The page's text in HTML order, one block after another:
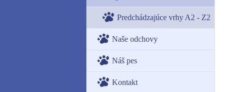
Predchádzajúce vrhy A2 - Z2
Naše odchovy
Náš pes
Kontakt